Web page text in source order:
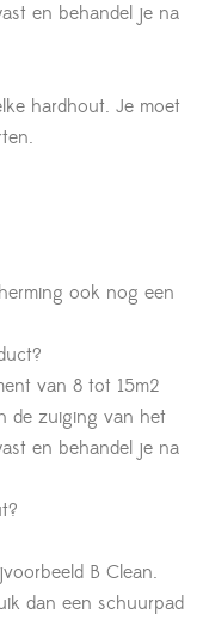
en behandel je na
hardhout. Je moet
ook nog een
van 8 tot 15m2
de zuiging van het
en behandel je na
B Clean.
dan een schuurpad